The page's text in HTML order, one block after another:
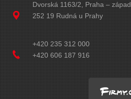
Dvorská 1163/2, Praha – západ
252 19 Rudná u Prahy
+420 235 312 000
+420 606 187 916